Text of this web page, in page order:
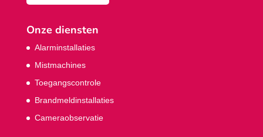
Onze diensten
Alarminstallaties
Mistmachines
Toegangscontrole
Brandmeldinstallaties
Cameraobservatie